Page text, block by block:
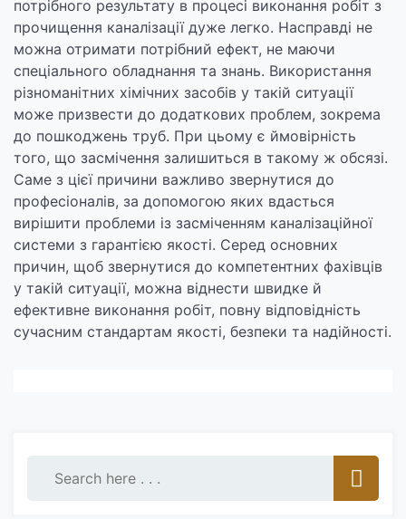
потрібного результату в процесі виконання робіт з
прочищення каналізації дуже легко. Насправді не
можна отримати потрібний ефект, не маючи
спеціального обладнання та знань. Використання
різноманітних хімічних засобів у такій ситуації
може призвести до додаткових проблем, зокрема
до пошкоджень труб. При цьому є ймовірність
того, що засмічення залишиться в такому ж обсязі.
Саме з цієї причини важливо звернутися до
професіоналів, за допомогою яких вдасться
вирішити проблеми із засміченням каналізаційної
системи з гарантією якості. Серед основних
причин, щоб звернутися до компетентних фахівців
у такій ситуації, можна віднести швидке й
ефективне виконання робіт, повну відповідність
сучасним стандартам якості, безпеки та надійності.